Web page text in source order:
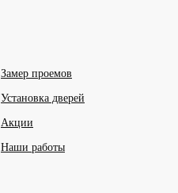
Замер проемов
Установка дверей
Акции
Наши работы